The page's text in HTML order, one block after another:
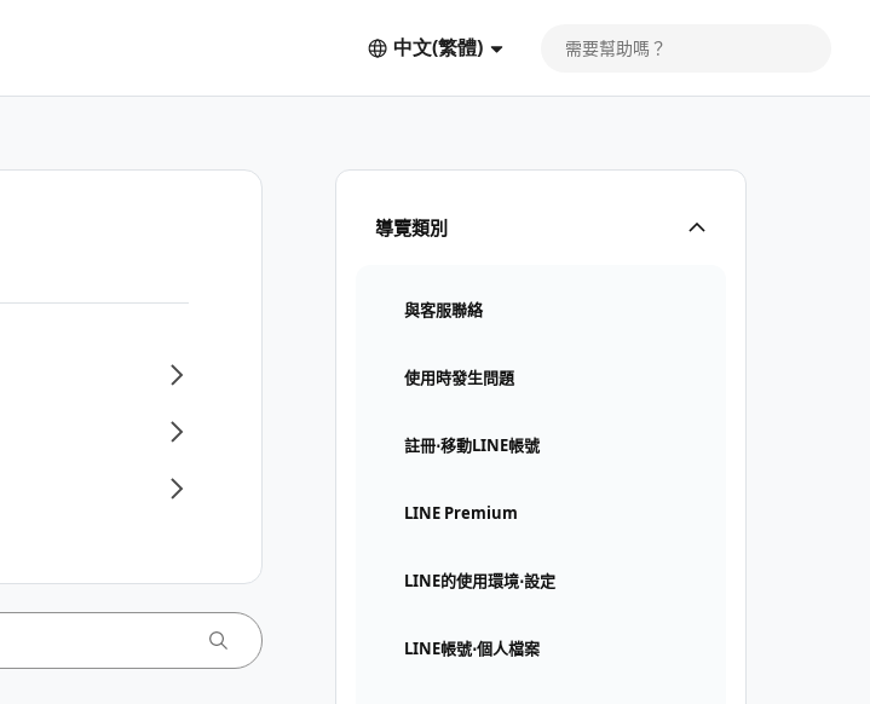
中文(繁體)
導覽類別
與客服聯絡
使用時發生問題
註冊⋅移動LINE帳號
LINE Premium
LINE的使用環境⋅設定
LINE帳號⋅個人檔案